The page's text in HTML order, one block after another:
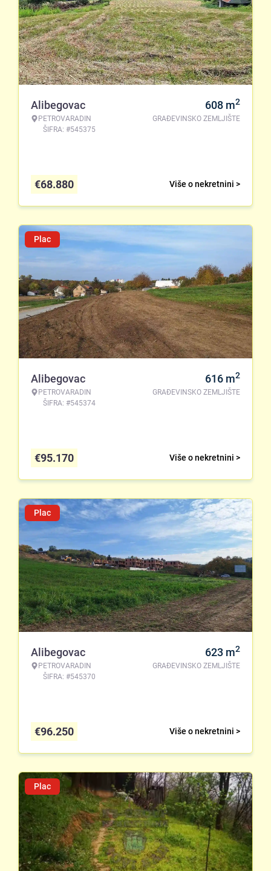
Alibegovac
PETROVARADIN
ŠIFRA: #545375
608 m2
GRAĐEVINSKO ZEMLJIŠTE
Više o nekretnini >
€68.880
Plac
Alibegovac
PETROVARADIN
ŠIFRA: #545374
616 m2
GRAĐEVINSKO ZEMLJIŠTE
Više o nekretnini >
€95.170
Plac
Alibegovac
PETROVARADIN
ŠIFRA: #545370
623 m2
GRAĐEVINSKO ZEMLJIŠTE
Više o nekretnini >
€96.250
Plac